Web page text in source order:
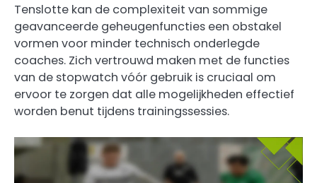
Tenslotte kan de complexiteit van sommige
geavanceerde geheugenfuncties een obstakel
vormen voor minder technisch onderlegde
coaches. Zich vertrouwd maken met de functies
van de stopwatch vóór gebruik is cruciaal om
ervoor te zorgen dat alle mogelijkheden effectief
worden benut tijdens trainingssessies.